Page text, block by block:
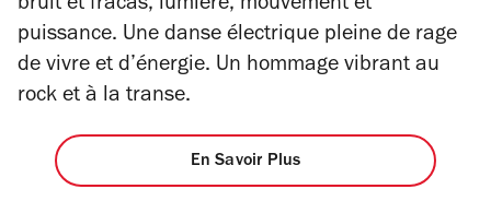
bruit et fracas, lumière, mouvement et
puissance. Une danse électrique pleine de rage
de vivre et d’énergie. Un hommage vibrant au
rock et à la transe.
En Savoir Plus